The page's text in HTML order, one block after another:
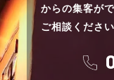
からの集客が
ご相談ください